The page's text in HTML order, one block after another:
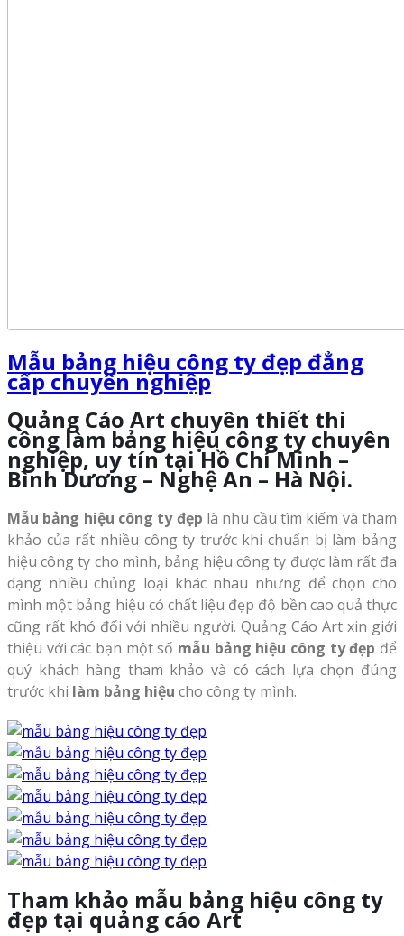
Mẫu bảng hiệu công ty đẹp đẳng
cấp chuyên nghiệp
Quảng Cáo Art chuyên thiết thi
công làm bảng hiệu công ty chuyên
nghiệp, uy tín tại Hồ Chí Minh –
Bình Dương – Nghệ An – Hà Nội.
Mẫu bảng hiệu công ty đẹp là nhu cầu tìm kiếm và tham
khảo của rất nhiều công ty trước khi chuẩn bị làm bảng
hiệu công ty cho mình, bảng hiệu công ty được làm rất đa
dạng nhiều chủng loại khác nhau nhưng để chọn cho
mình một bảng hiệu có chất liệu đẹp độ bền cao quả thực
cũng rất khó đối với nhiều người. Quảng Cáo Art xin giới
thiệu với các bạn một số mẫu bảng hiệu công ty đẹp để
quý khách hàng tham khảo và có cách lựa chọn đúng
trước khi làm bảng hiệu cho công ty mình.
Tham khảo mẫu bảng hiệu công ty
đẹp tại quảng cáo Art